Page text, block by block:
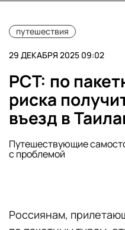
путешествия
29 ДЕКАБРЯ 2025 09:02
РСТ: по
риска
въезд в
Путешествующие
с проблемой
Россиянам,